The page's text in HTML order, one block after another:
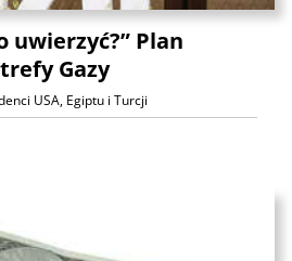
uwierzyć?” Plan
Gazy
USA, Egiptu i Turcji